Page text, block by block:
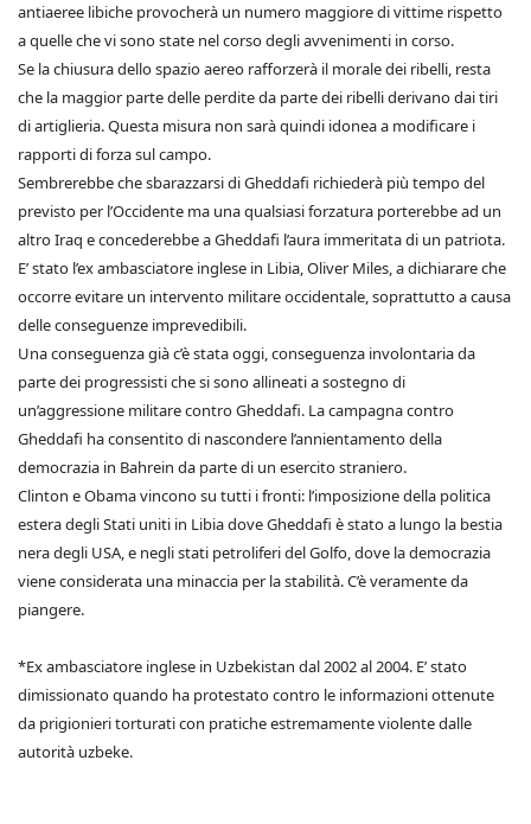
antiaeree libiche provocherà un numero maggiore di vittime rispetto
a quelle che vi sono state nel corso degli avvenimenti in corso.
Se la chiusura dello spazio aereo rafforzerà il morale dei ribelli, resta
che la maggior parte delle perdite da parte dei ribelli derivano dai tiri
di artiglieria. Questa misura non sarà quindi idonea a modificare i
rapporti di forza sul campo.
Sembrerebbe che sbarazzarsi di Gheddafi richiederà più tempo del
previsto per l’Occidente ma una qualsiasi forzatura porterebbe ad un
altro Iraq e concederebbe a Gheddafi l’aura immeritata di un patriota.
E’ stato l’ex ambasciatore inglese in Libia, Oliver Miles, a dichiarare che
occorre evitare un intervento militare occidentale, soprattutto a causa
delle conseguenze imprevedibili.
Una conseguenza già c’è stata oggi, conseguenza involontaria da
parte dei progressisti che si sono allineati a sostegno di
un’aggressione militare contro Gheddafi. La campagna contro
Gheddafi ha consentito di nascondere l’annientamento della
democrazia in Bahrein da parte di un esercito straniero.
Clinton e Obama vincono su tutti i fronti: l’imposizione della politica
estera degli Stati uniti in Libia dove Gheddafi è stato a lungo la bestia
nera degli USA, e negli stati petroliferi del Golfo, dove la democrazia
viene considerata una minaccia per la stabilità. C’è veramente da
piangere.
*Ex ambasciatore inglese in Uzbekistan dal 2002 al 2004. E’ stato
dimissionato quando ha protestato contro le informazioni ottenute
da prigionieri torturati con pratiche estremamente violente dalle
autorità uzbeke.